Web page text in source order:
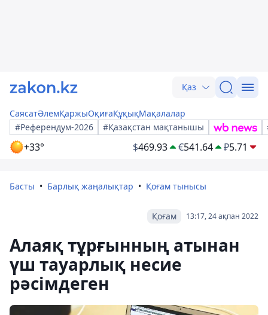
Қаз
СаясатӘлемҚаржыОқиғаҚұқықМақалалар
#Референдум-2026
#Қазақстан мақтанышы
+33° $469.93 €541.64 ₽5.71
Басты Барлық жаңалықтар Қоғам тынысы
13:17, 24 ақпан 2022
Қоғам
Алаяқ тұрғынның атынан
үш тауарлық несие
рәсімдеген